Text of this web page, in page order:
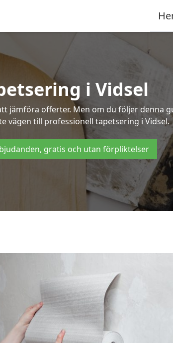
i Vidsel
jämföra offerter. Men om du följer denna
vägen till professionell tapetsering i Vidsel.
gratis och utan förpliktelser